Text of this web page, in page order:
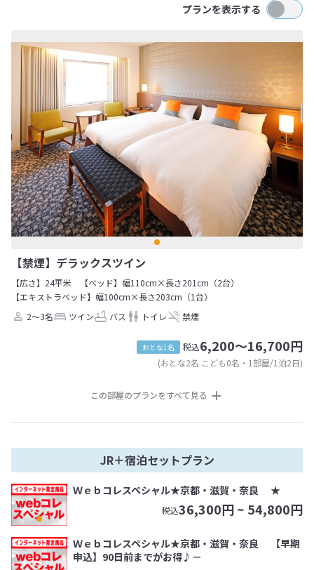
プランを表示する
【禁煙】デラックスツイン
【広さ】24平米
【ベッド】幅110cm×長さ201cm（2台）
【エキストラベッド】幅100cm×長さ203cm（1台）
2～3名
ツイン バス トイレ 禁煙
おとな1名 税込6,200～16,700円
(おとな2名 こども0名・1部屋/1泊2日)
この部屋のプランをすべて見る
JR＋宿泊セットプラン
Ｗｅｂコレスペシャル★京都・滋賀・奈良 ★
税込36,300円 ~ 54,800円
Ｗｅｂコレスペシャル★京都・滋賀・奈良 【早期
申込】90日前までがお得♪－